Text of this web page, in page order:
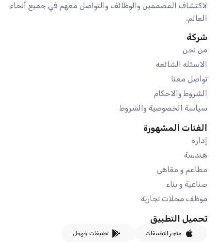
لاكتشاف المصممين والوظائف والتواصل معهم في جميع أنحاء
العالم.
شركة
من نحن
الاسئله الشائعه
تواصل معنا
الشروط والاحكام
سياسة الخصوصية والشروط
الفئات المشهورة
إدارة
هندسة
مطاعم و مقاهي
صناعية و بناء
موظف محلات تجارية
تحميل التطبيق
متجر التطبيقات تطبيقات جوجل